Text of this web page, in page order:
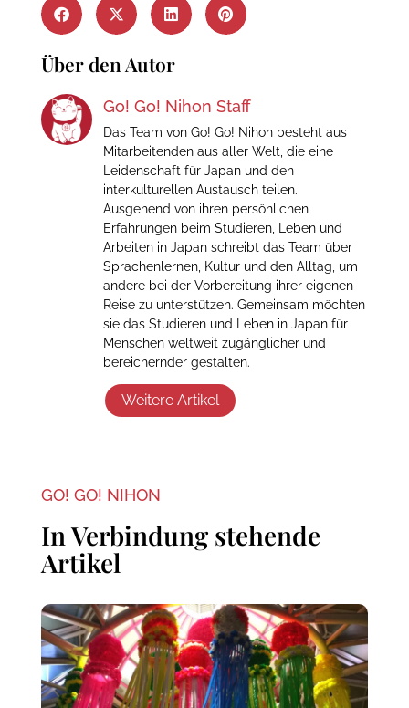
Über den Autor
Go! Go! Nihon Staff
Das Team von Go! Go! Nihon besteht aus
Mitarbeitenden aus aller Welt, die eine
Leidenschaft für Japan und den
interkulturellen Austausch teilen.
Ausgehend von ihren persönlichen
Erfahrungen beim Studieren, Leben und
Arbeiten in Japan schreibt das Team über
Sprachenlernen, Kultur und den Alltag, um
andere bei der Vorbereitung ihrer eigenen
Reise zu unterstützen. Gemeinsam möchten
sie das Studieren und Leben in Japan für
Menschen weltweit zugänglicher und
bereichernder gestalten.
Weitere Artikel
GO! GO! NIHON
In Verbindung stehende
Artikel